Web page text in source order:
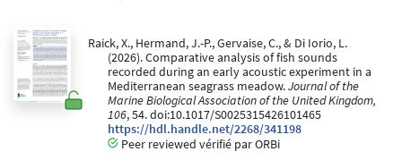
Raick, X., Hermand, J.-P., Gervaise, C., & Di Iorio, L.
(2026). Comparative analysis of fish sounds
recorded during an early acoustic experiment in a
Mediterranean seagrass meadow.Journal of the
Marine Biological Association of the United Kingdom,
106, 54. doi:10.1017/S0025315426101465
https://hdl.handle.net/2268/341198
Peer reviewed vérifié par ORBi